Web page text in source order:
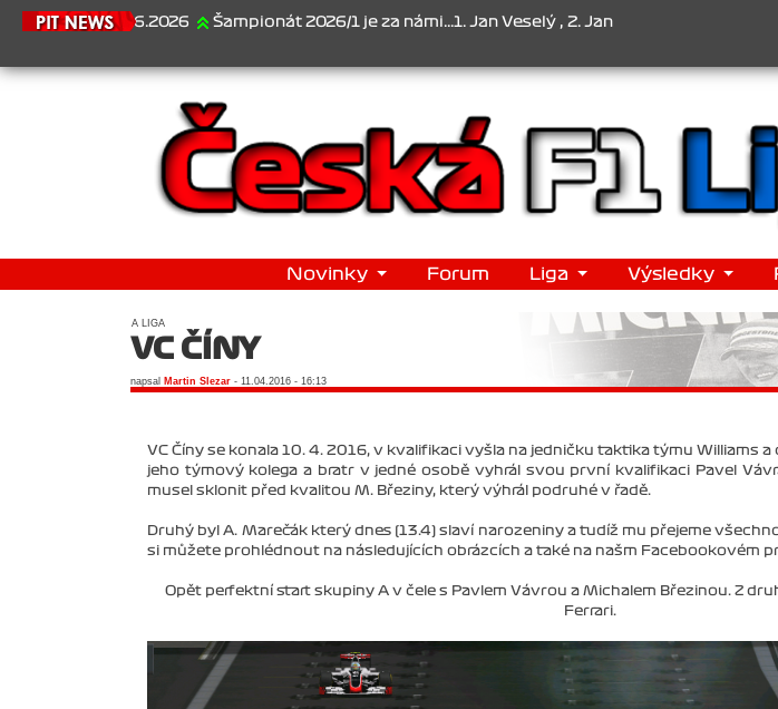
Šampionát 2026/1 je za námi...1. Jan Veselý , 2. Jan Nováček , 3. Jakub Chmelík , Pohár
Novinky Forum Liga Výsledky
A LIGA
VC ČÍNY
napsal Martin Slezar - 11.04.2016 - 16:13
VC Číny se konala 10. 4. 2016, v kvalifikaci vyšla na jedničku taktika týmu Williams
jeho týmový kolega a bratr v jedné osobě vyhrál svou první kvalifikaci Pavel
musel sklonit před kvalitou M. Březiny, který výhrál podruhé v řadě.
Druhý byl A. Marečák který dnes (13.4) slaví narozeniny a tudíž mu přejeme
si můžete prohlédnout na následujících obrázcích a také na našm Facebookovém
Opět perfektní start skupiny A v čele s Pavlem Vávrou a Michalem Březinou. Z
Ferrari.